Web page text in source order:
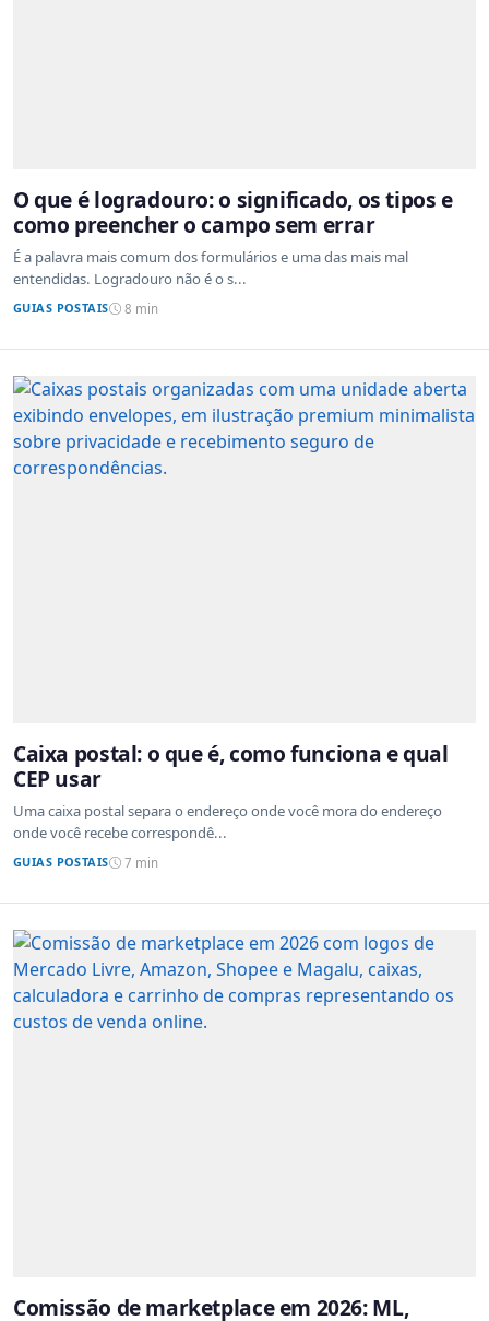
O que é logradouro: o significado, os tipos e
como preencher o campo sem errar
É a palavra mais comum dos formulários e uma das mais mal
entendidas. Logradouro não é o s...
GUIAS POSTAIS 8 min
Caixa postal: o que é, como funciona e qual
CEP usar
Uma caixa postal separa o endereço onde você mora do endereço
onde você recebe correspondê...
GUIAS POSTAIS 7 min
Comissão de marketplace em 2026: ML,